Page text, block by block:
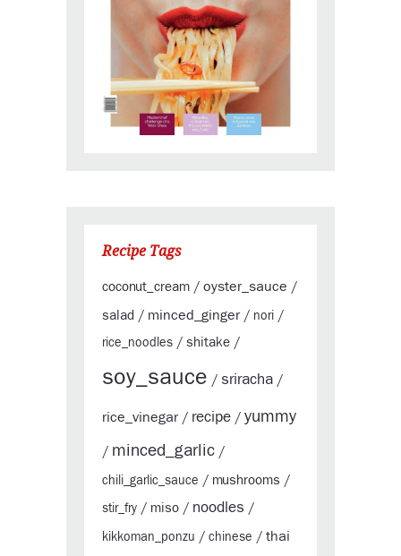
Recipe Tags
coconut_cream / oyster_sauce /
salad / minced_ginger/ nori /
rice_noodles / shitake /
soy_sauce / sriracha /
rice_vinegar/ recipe / yummy
/ minced_garlic /
chili_garlic_sauce / mushrooms /
stir_fry / miso / noodles /
kikkoman_ponzu / chinese / thai